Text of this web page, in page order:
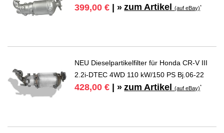
399,00 € | » zum Artikel(auf eBay)*
NEU Dieselpartikelfilter für Honda CR-V III
2.2i-DTEC 4WD 110 kW/150 PS Bj.06-22
428,00 € | » zum Artikel(auf eBay)*